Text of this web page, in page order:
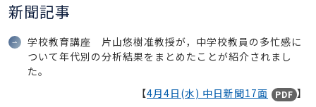
新聞記事
学校教育講座 片山悠樹准教授が，中学校教員の多忙感に
ついて年代別の分析結果をまとめたことが紹介されまし
た。
【4月4日(水) 中日新聞17面 PDF 】